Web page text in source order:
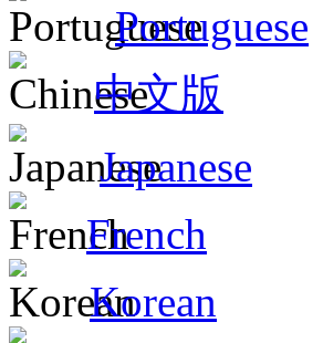
Portuguese
中文版
Japanese
French
Korean